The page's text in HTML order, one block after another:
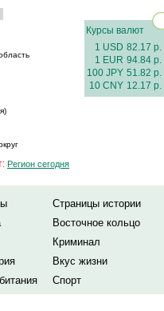
Курсы валют
1 USD 82.17 р.
1 EUR 94.84 р.
100 JPY 51.82 р.
10 CNY 12.17 р.
Регион сегодня
Страницы истории
Восточное кольцо
Криминал
Вкус жизни
Спорт